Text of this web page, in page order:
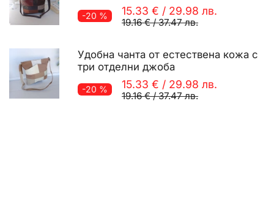
-20 % 15.33 € / 29.98 лв.
19.16 €/37.47 лв.
Удобна чанта от естествена кожа с
три отделни джоба
-20 % 15.33 € / 29.98 лв.
19.16 €/37.47 лв.